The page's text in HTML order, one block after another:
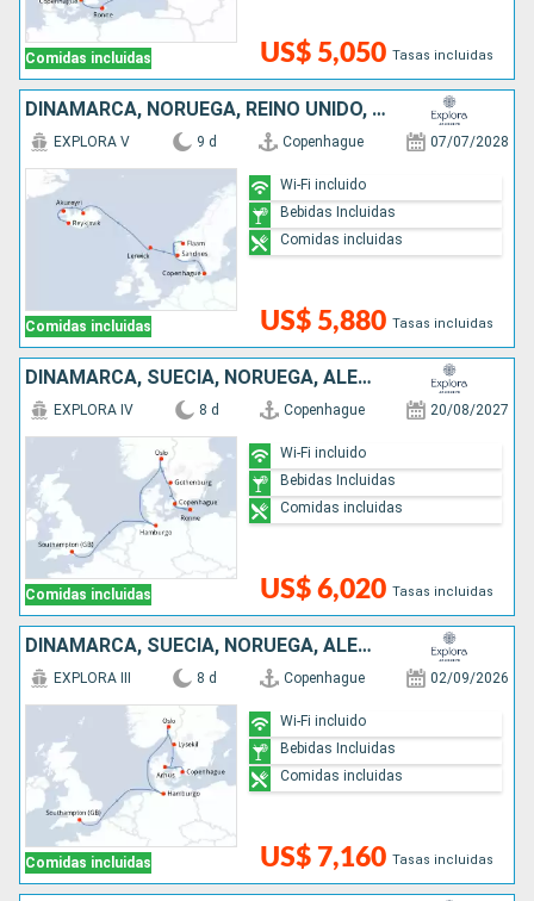
Comidas incluidas US$ 5,050 Tasas incluidas
DINAMARCA, NORUEGA, REINO UNIDO, ISLANDIA
Comidas incluidas
EXPLORA V 9 d Copenhague 07/07/2028
US$ 5,880 Tasas incluidas
Wi-Fi incluido
Bebidas Incluidas
Comidas incluidas
DINAMARCA, SUECIA, NORUEGA, ALEMANIA, REINO UNIDO
Comidas incluidas
EXPLORA IV 8 d Copenhague 20/08/2027
US$ 6,020 Tasas incluidas
Wi-Fi incluido
Bebidas Incluidas
Comidas incluidas
DINAMARCA, SUECIA, NORUEGA, ALEMANIA, REINO UNIDO
Comidas incluidas
EXPLORA III 8 d Copenhague 02/09/2026
US$ 7,160 Tasas incluidas
Wi-Fi incluido
Bebidas Incluidas
Comidas incluidas